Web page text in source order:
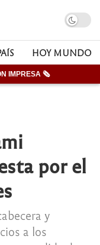
HOY MUNDO
IMPRESA 🗞
por el
y
a los